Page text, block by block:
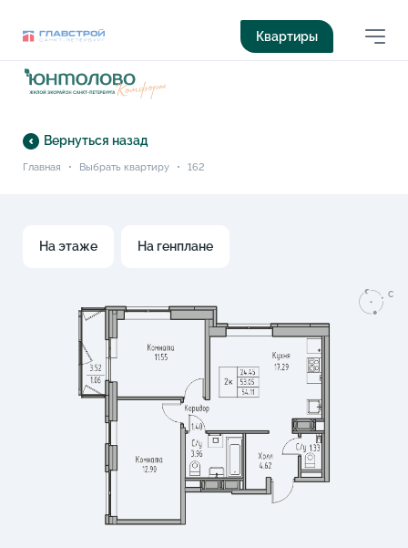
Квартиры
Вернуться назад
Главная • Выбрать квартиру • 162
На этаже На генплане
C